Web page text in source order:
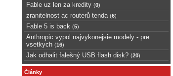
Fable uz len za kredity (0)
zranitelnost ac routerů tenda (6)
Fable 5 is back (5)
Anthropic vypol najvykonejsie modely - pre
vsetkych (16)
Jak odhalit falešný USB flash disk? (20)
Články